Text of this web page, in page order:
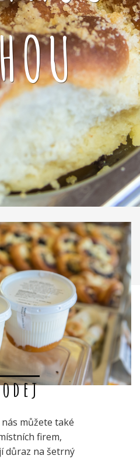
můžete také
firem,
důraz na šetrný